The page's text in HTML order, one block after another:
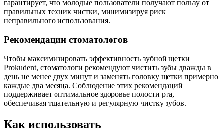
гарантирует, что молодые пользователи получают пользу от
правильных техник чистки, минимизируя риск
неправильного использования.
Рекомендации стоматологов
Чтобы максимизировать эффективность зубной щетки
Prokudent, стоматологи рекомендуют чистить зубы дважды в
день не менее двух минут и заменять головку щетки примерно
каждые два месяца. Соблюдение этих рекомендаций
поддерживает оптимальное здоровье полости рта,
обеспечивая тщательную и регулярную чистку зубов.
Как использовать